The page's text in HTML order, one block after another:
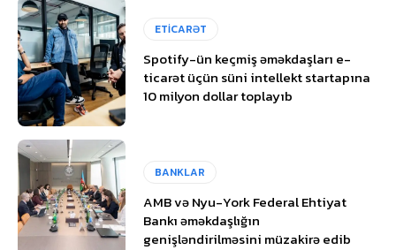
ETİCARƏT
Spotify-ün keçmiş əməkdaşları e-
ticarət üçün süni intellekt startapına
10 milyon dollar toplayıb
BANKLAR
AMB və Nyu-York Federal Ehtiyat
Bankı əməkdaşlığın
genişləndirilməsini müzakirə edib